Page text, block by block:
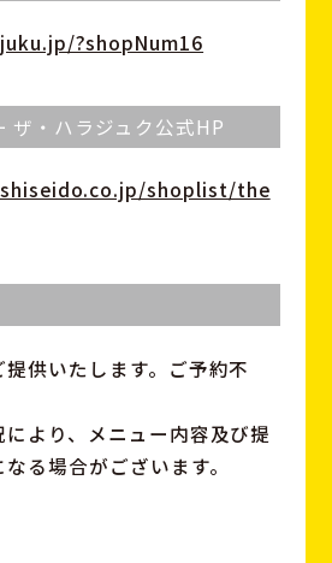
?shopNum16
ザ・ハラジュク公式HP
shoplist/the
供いたします。ご予約不
より、メニュー内容及び提
る場合がございます。